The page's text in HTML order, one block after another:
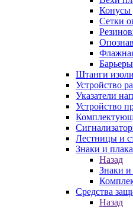
Конусы
Сетки
Штанги
Устройство
Указатели
Устройство
Лестницы и
Знаки и
Назад
Знаки и
Средства
Назад